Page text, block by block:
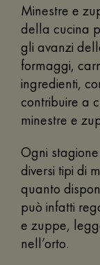
Minestre e
della cucina
gli avanzi
formaggi,
ingredienti,
contribuire a
minestre e
Ogni
diversi tipi di
quanto
può infatti
e zuppe,
nell’orto.